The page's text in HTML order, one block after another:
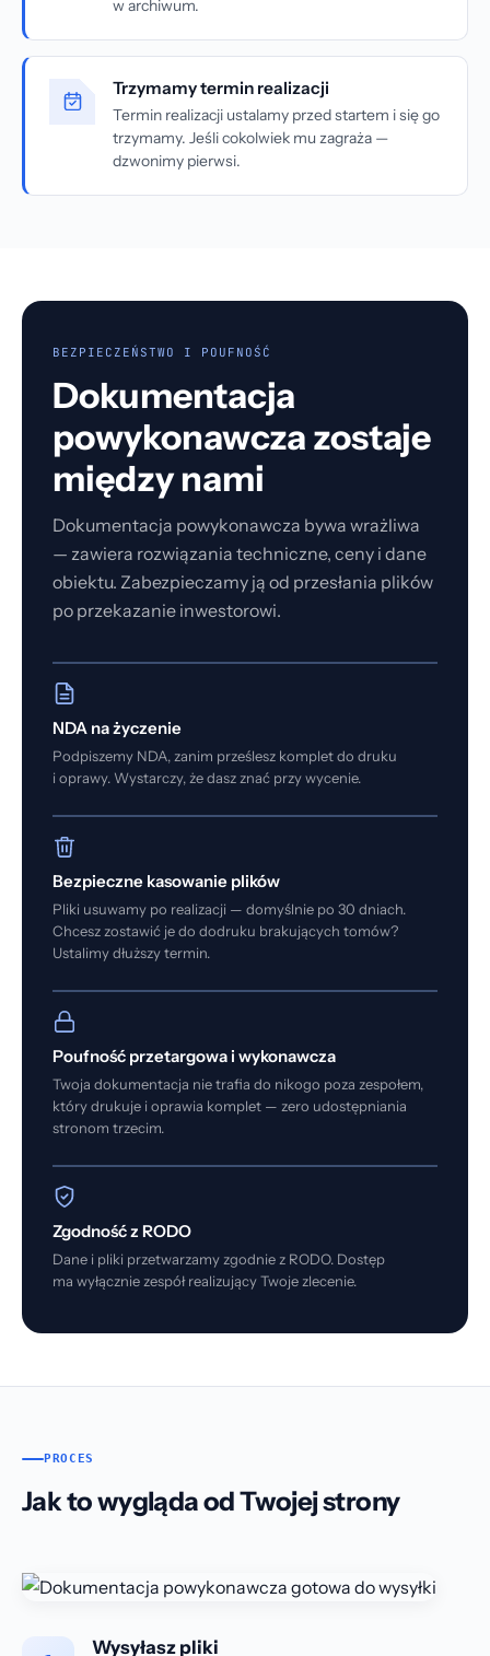
w archiwum.
Trzymamy termin realizacji
Termin realizacji ustalamy przed startem i się go
trzymamy. Jeśli cokolwiek mu zagraża —
dzwonimy pierwsi.
BEZPIECZEŃSTWO I POUFNOŚĆ
Dokumentacja
powykonawcza zostaje
między nami
Dokumentacja powykonawcza bywa wrażliwa
— zawiera rozwiązania techniczne, ceny i dane
obiektu. Zabezpieczamy ją od przesłania plików
po przekazanie inwestorowi.
NDA na życzenie
Podpiszemy NDA, zanim prześlesz komplet do druku
i oprawy. Wystarczy, że dasz znać przy wycenie.
Bezpieczne kasowanie plików
Pliki usuwamy po realizacji — domyślnie po 30 dniach.
Chcesz zostawić je do dodruku brakujących tomów?
Ustalimy dłuższy termin.
Poufność przetargowa i wykonawcza
Twoja dokumentacja nie trafia do nikogo poza zespołem,
który drukuje i oprawia komplet — zero udostępniania
stronom trzecim.
Zgodność z RODO
Dane i pliki przetwarzamy zgodnie z RODO. Dostęp
ma wyłącznie zespół realizujący Twoje zlecenie.
PROCES
Jak to wygląda od Twojej strony
Wysyłasz pliki